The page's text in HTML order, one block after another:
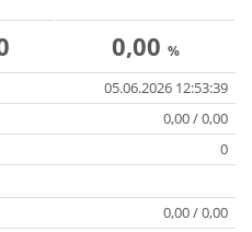
0,00 %
05.06.2026 12:53:39
0,00 / 0,00
0
0,00 / 0,00